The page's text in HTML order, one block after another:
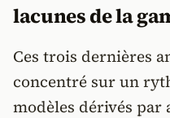
lacunes de la
Ces trois dernières
concentré sur un
modèles dérivés par